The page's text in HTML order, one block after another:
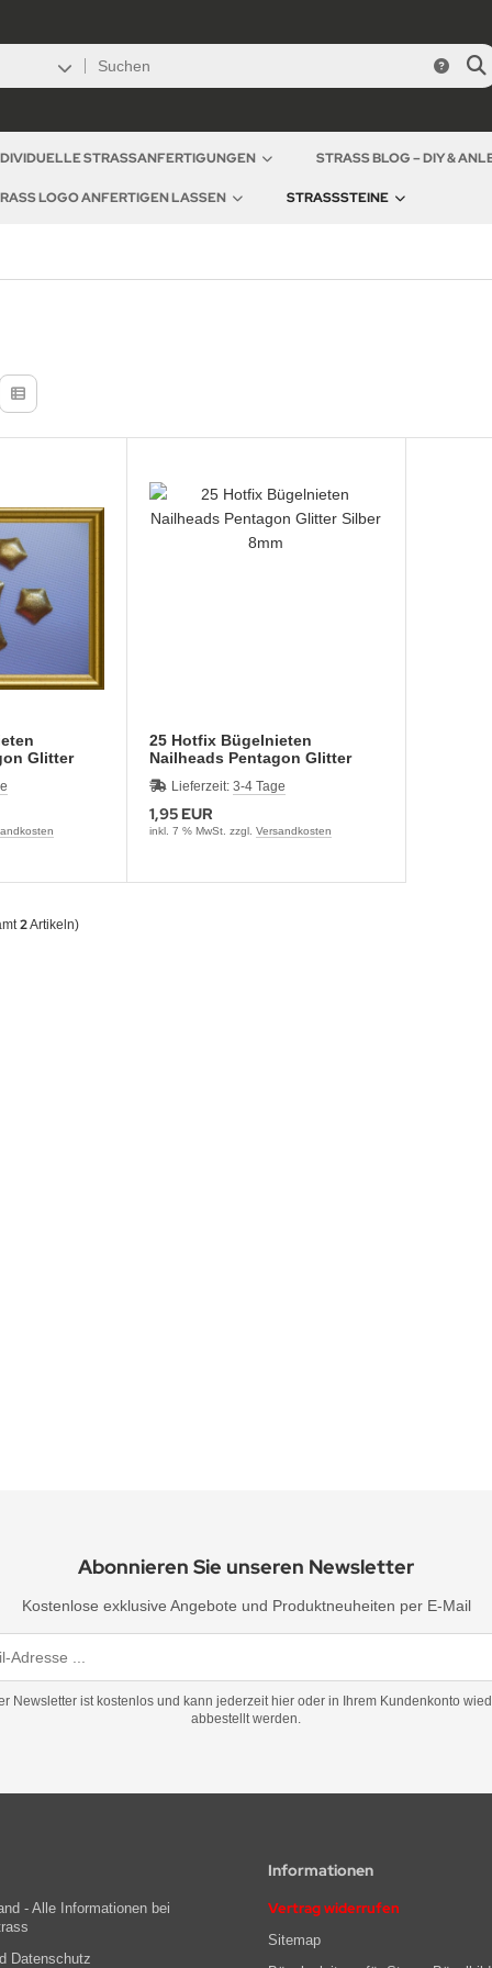
STRASSANFERTIGUNGEN STRASS BLOG – DIY &
LOGO ANFERTIGEN LASSEN STRASSSTEINE
Glitter
25 Hotfix Bügelnieten
Nailheads Pentagon Glitter
Silber 8mm
Lieferzeit:3-4 Tage
1,95 EUR
inkl. 7 % MwSt. zzgl.Versandkosten
2Artikeln)
Abonnieren Sie unseren Newsletter
Kostenlose exklusive Angebote und Produktneuheiten per E-Mail
Newsletter ist kostenlos und kann jederzeit hier oder in Ihrem Kundenkonto
abbestellt werden.
- Alle Informationen bei
Datenschutz
Informationen
Vertrag widerrufen
Sitemap